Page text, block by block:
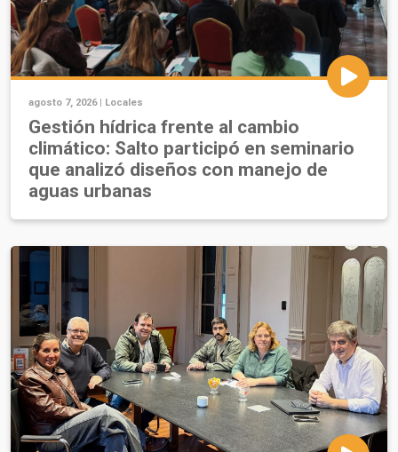
agosto 7, 2026 | Locales
Gestión hídrica frente al cambio
climático: Salto participó en seminario
que analizó diseños con manejo de
aguas urbanas